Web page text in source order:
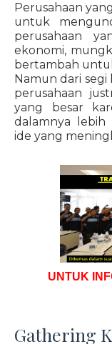
Perusahaan
untuk
perusahaan
ekonomi,
bertambah
Namun dari segi
perusahaan
yang besar
dalamnya
ide yang
UNTUK
Gathering